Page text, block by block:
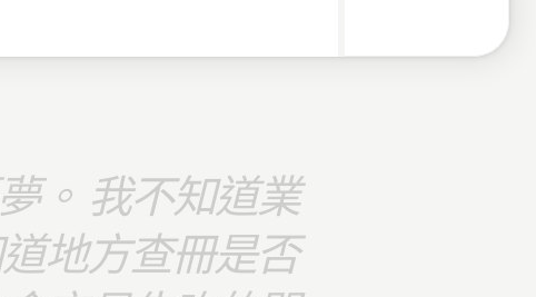
。 我不知道業
地方查冊是否